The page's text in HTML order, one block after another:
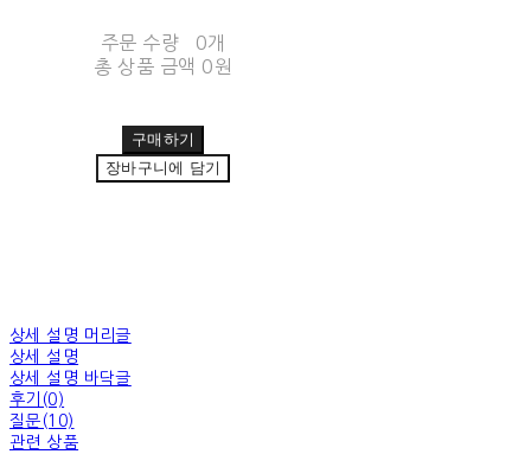
주문 수량
0개
총 상품 금액 0원
구매하기
장바구니에 담기
상세 설명 머리글
상세 설명
상세 설명 바닥글
후기(0)
질문(10)
관련 상품